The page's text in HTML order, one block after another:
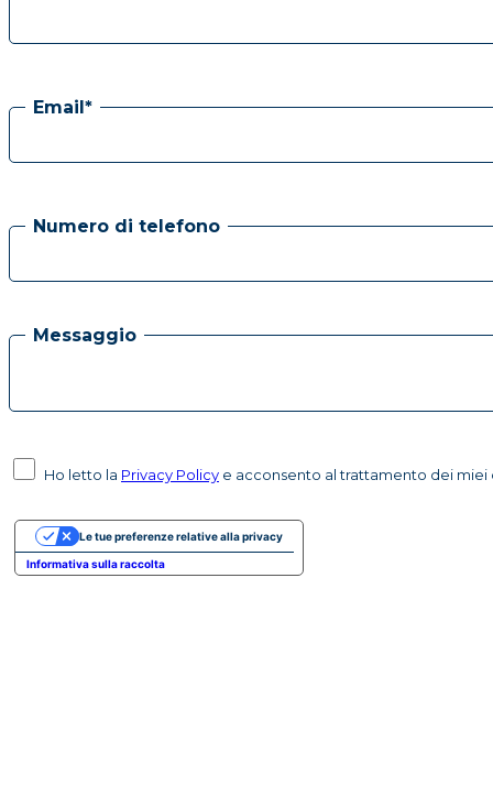
Email*
Numero di telefono
Messaggio
Ho letto la Privacy Policy e acconsento al trattamento dei miei
Informativa sulla raccolta
Le tue preferenze relative alla privacy